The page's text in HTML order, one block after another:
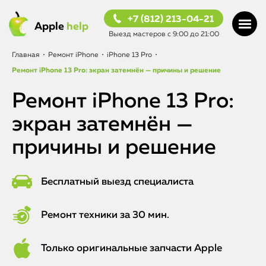
Apple help
+7 (812) 213-04-21
Выезд мастеров с 9:00 до 21:00
Главная • Ремонт iPhone • iPhone 13 Pro •
Ремонт iPhone 13 Pro: экран затемнён — причины и решение
Ремонт iPhone 13 Pro:
экран затемнён —
причины и решение
Бесплатный выезд специалиста
Ремонт техники за 30 мин.
Только оригинальные запчасти Apple